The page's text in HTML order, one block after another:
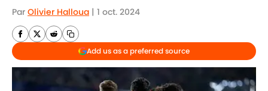
Par Olivier Halloua | 1 oct. 2024
Add us as a preferred source